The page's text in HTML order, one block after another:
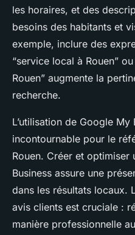
les horaires, et des
besoins des habitants et
exemple, inclure des
“service local à Rouen”
Rouen” augmente la
recherche.
L’utilisation de Google
incontournable pour le
Rouen. Créer et optimiser
Business assure une
dans les résultats locaux.
avis clients est cruciale :
manière professionnelle